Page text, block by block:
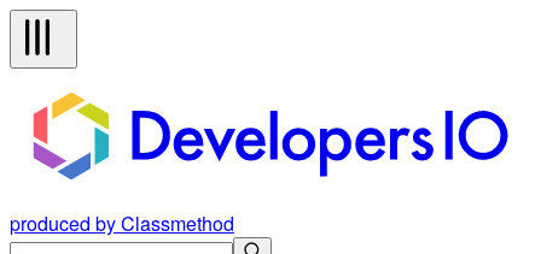
produced by Classmethod